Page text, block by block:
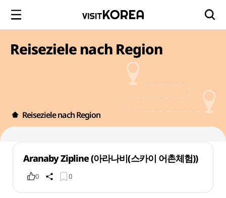
Reiseziele nach Region
Reiseziele nach Region
Aranaby Zipline (아라나비(스카이 어촌체험))
0 0